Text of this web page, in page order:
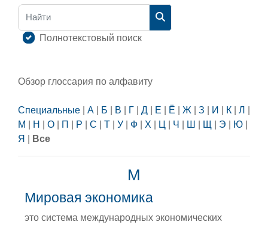
Найти
Найти
Полнотекстовый поиск
Обзор глоссария по алфавиту
Специальные А Б В Г Д Е Ё Ж З И К Л
М
Н О П Р С Т У Ф Х Ц Ч Ш Щ Э Ю
Я
Все
М
Мировая экономика
это система международных экономических